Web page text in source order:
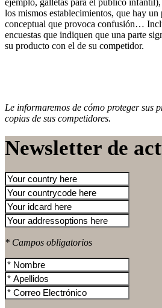
los mismos establecimientos, que hay
conceptual que provoca confusión…
encuestas que indiquen que una parte
su producto con el de su competidor.
Le informaremos de cómo proteger sus
copias de sus competidores.
Newsletter de
* Campos obligatorios